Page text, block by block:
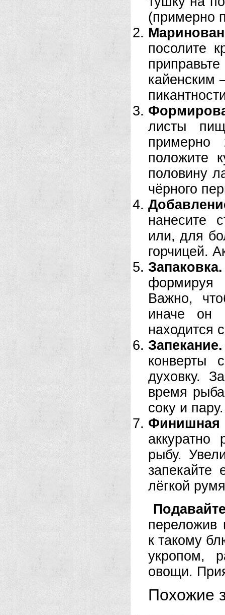
(примерно
посолите
кайенским
листы
положите
половину
чёрного
нанесите
или, для
горчицей.
Запаковка.
формируя
Важно,
иначе он
находится
Запекание.
конверты
духовку.
время
соку и пару.
аккуратно
рыбу.
запекайте
лёгкой
переложив
к такому
укропом,
овощи.
Похожие